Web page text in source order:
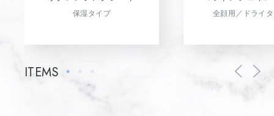
保湿タイプ 全顔用／ドライ